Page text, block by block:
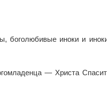
боголюбивые иноки и
— Христа